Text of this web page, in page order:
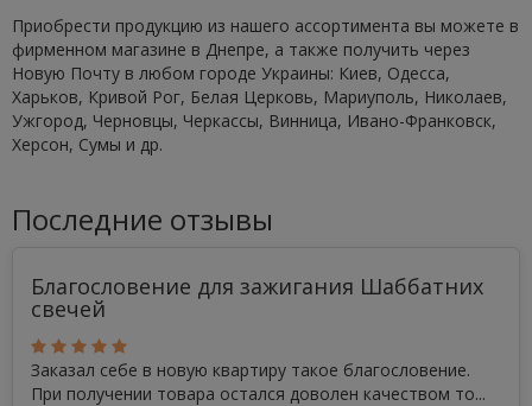
Приобрести продукцию из нашего ассортимента вы можете в
фирменном магазине в Днепре, а также получить через
Новую Почту в любом городе Украины: Киев, Одесса,
Харьков, Кривой Рог, Белая Церковь, Мариуполь, Николаев,
Ужгород, Черновцы, Черкассы, Винница, Ивано-Франковск,
Херсон, Сумы и др.
Последние отзывы
Благословение для зажигания Шаббатних
свечей
Заказал себе в новую квартиру такое благословение.
При получении товара остался доволен качеством то...